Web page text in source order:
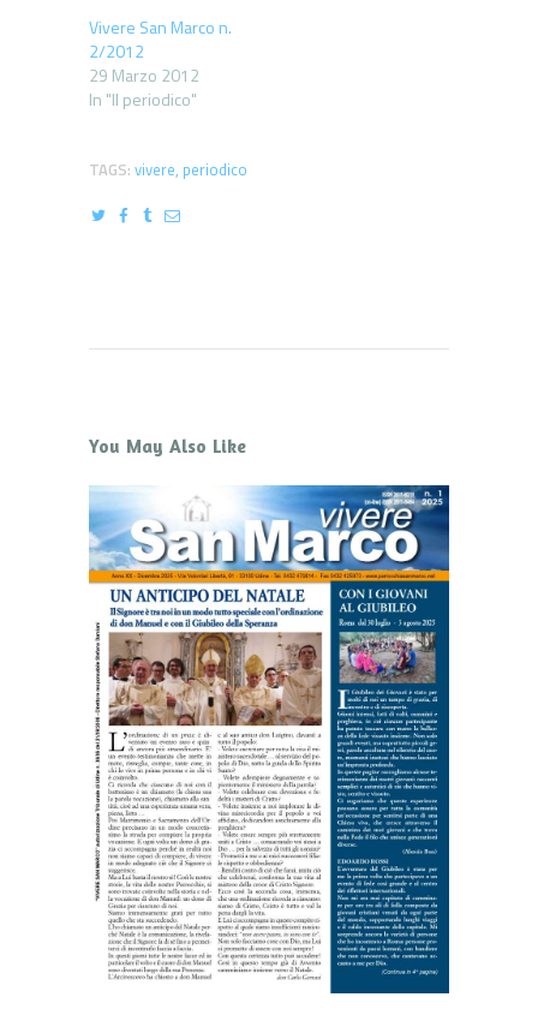
Vivere San Marco n.
2/2012
29 Marzo 2012
In "Il periodico"
TAGS: vivere, periodico
You May Also Like